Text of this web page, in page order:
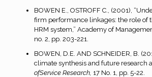
BOWEN E., OSTROFF C., (2001),
firm performance linkages: the role of
HRM system,” Academy of
no. 2, pp. 203-221.
BOWEN, D.E. AND SCHNEIDER, B.
climate synthesis and future research
ofService Research, 17 No. 1, pp. 5-22.